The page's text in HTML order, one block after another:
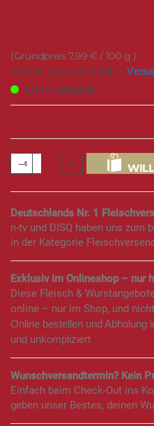
7,99 €/ 100 g
7% USt. sind schon drin –
sofort verfügbar
Deutschlands Nr. 1
n-tv und DISQ haben uns zum
in der Kategorie
Exklusiv im Onlineshop – nur
Diese Fleisch &
online – nur im Shop, und
Online bestellen und Abholung
und unkompliziert
Wunschversandtermin? Kein
Einfach beim Check-Out ins
geben unser Bestes, deinen